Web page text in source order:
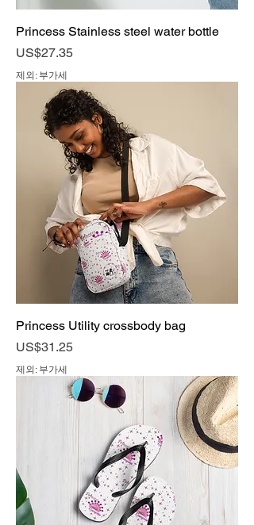
Princess Stainless steel water bottle
가격
US$27.35
제외: 부가세
Princess Utility crossbody bag
가격
US$31.25
제외: 부가세